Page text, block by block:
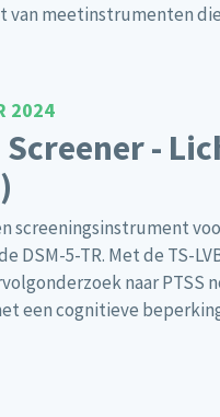
meetinstrumenten
2024
-
screeningsinstrument
DSM-5-TR. Met de TS-
naar PTSS
een cognitieve